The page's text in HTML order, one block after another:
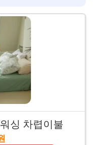
싱 차렵이불